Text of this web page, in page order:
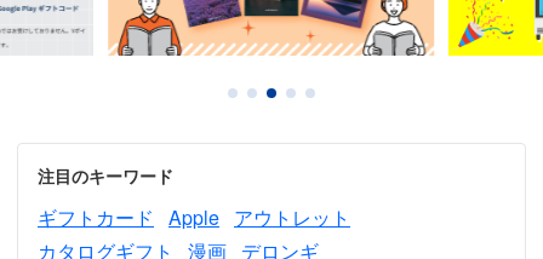
注目のキーワード
ギフトカード Apple アウトレット
カタログギフト
漫画 デロンギ